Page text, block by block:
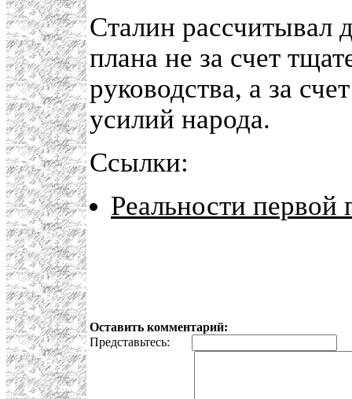
Сталин рассчитывал
плана не за счет
руководства, а за
усилий народа.
Ссылки:
Реальности первой
Оставить комментарий:
Представьтесь: